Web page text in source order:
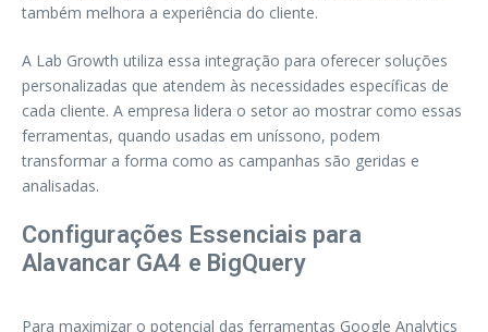
também melhora a experiência do cliente.
A Lab Growth utiliza essa integração para oferecer soluções
personalizadas que atendem às necessidades específicas de
cada cliente. A empresa lidera o setor ao mostrar como essas
ferramentas, quando usadas em uníssono, podem
transformar a forma como as campanhas são geridas e
analisadas.
Configurações Essenciais para
Alavancar GA4 e BigQuery
Para maximizar o potencial das ferramentas Google Analytics